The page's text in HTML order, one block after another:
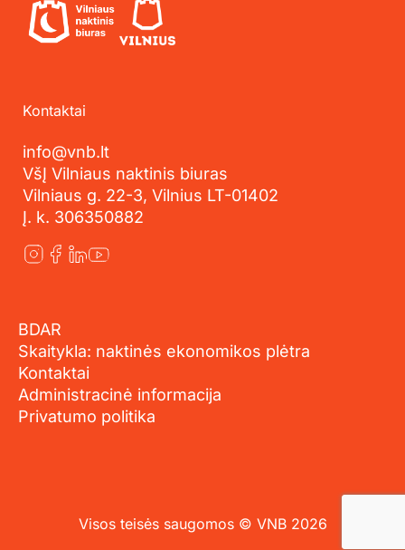
Kontaktai
info@vnb.lt
VšĮ Vilniaus naktinis biuras
Vilniaus g. 22-3, Vilnius LT-01402
Į. k. 306350882
BDAR
Skaitykla: naktinės ekonomikos plėtra
Kontaktai
Administracinė informacija
Privatumo politika
Visos teisės saugomos © VNB 2026